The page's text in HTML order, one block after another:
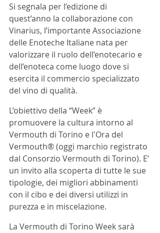
Si segnala per l’edizione di
quest’anno la collaborazione con
Vinarius, l’importante Associazione
delle Enoteche Italiane nata per
valorizzare il ruolo dell’enotecario e
dell’enoteca come luogo dove si
esercita il commercio specializzato
del vino di qualità.
L’obiettivo della “Week” è
promuovere la cultura intorno al
Vermouth di Torino e l'Ora del
Vermouth® (oggi marchio registrato
dal Consorzio Vermouth di Torino). E’
un invito alla scoperta di tutte le sue
tipologie, dei migliori abbinamenti
con il cibo e dei diversi utilizzi in
purezza e in miscelazione.
La Vermouth di Torino Week sarà